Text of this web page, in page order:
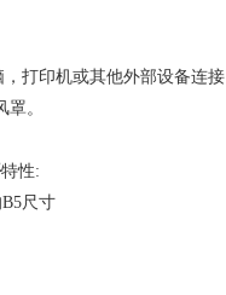
打印机或其他外部设备连接
。
特性:
B5尺寸